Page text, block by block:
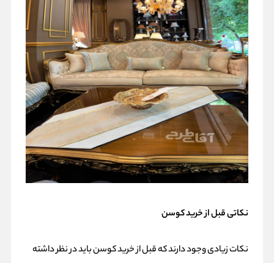
نکاتی قبل از خرید کوسن
نکات زیادی وجود دارند که قبل از خرید کوسن باید در نظر داشته